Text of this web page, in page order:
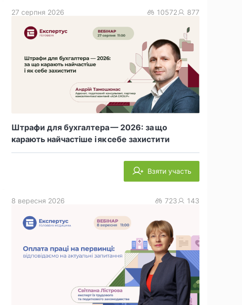
Штрафи для бухгалтера — 2026: за що
карають найчастіше і як себе захистити
27 серпня 2026 10572 877
Взяти участь
8 вересня 2026 723 143